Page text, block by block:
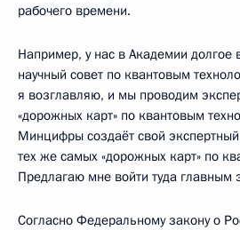
рабочего времени.
Например, у нас в Академии долгое
научный совет по квантовым
я возглавляю, и мы проводим
«дорожных карт» по квантовым
Минцифры создаёт свой
тех же самых «дорожных карт» по
Предлагаю мне войти туда главным
Согласно Федеральному закону о